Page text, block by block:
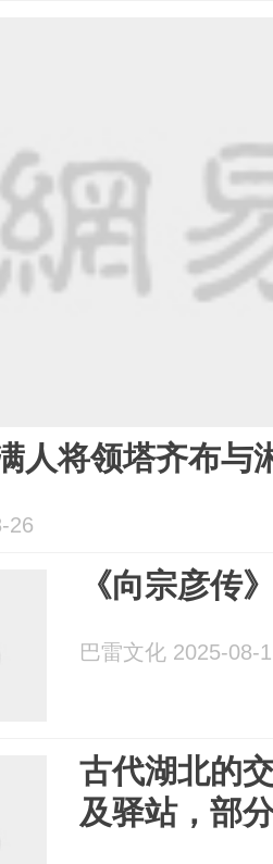
人将领塔齐布与
26
《向宗彦传
巴雷文化 2025-08-
古代湖北的
及驿站，部